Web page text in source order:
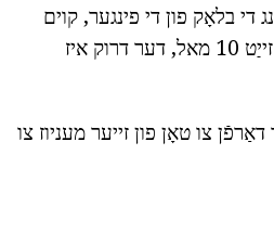
די בלאָק פון די פינגער, קוים
רירנדיק די הויט. דו זאלסט אַזאַ אַ פּראָצעדור איז נייטיק אויף יעדער זייַט 10 מאל, דער דרוק איז
צו טאָן פון זייער מעניוז צו